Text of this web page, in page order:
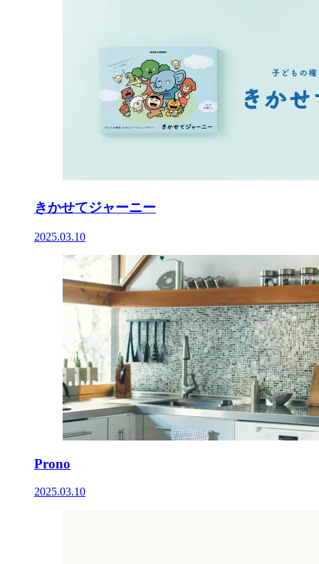
きかせてジャーニー
2025.03.10
Prono
2025.03.10